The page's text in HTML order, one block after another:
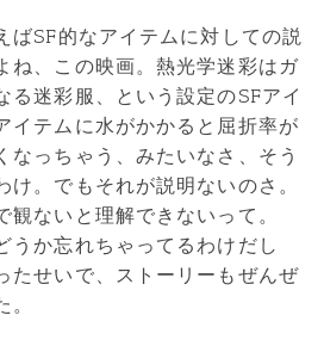
ばSF的なアイテムに対しての説
ね、この映画。熱光学迷彩はガ
る迷彩服、という設定のSFアイ
イテムに水がかかると屈折率が
なっちゃう、みたいなさ、そう
け。でもそれが説明ないのさ。
観ないと理解できないって。
うか忘れちゃってるわけだし
たせいで、ストーリーもぜんぜ